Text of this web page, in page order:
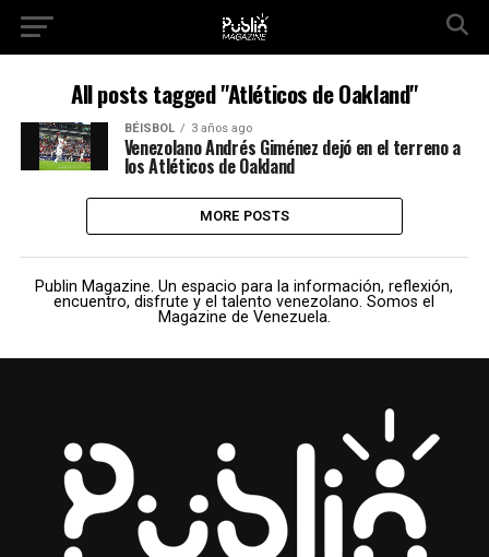
All posts tagged "Atléticos de Oakland"
BÉISBOL 3 años ago
Venezolano Andrés Giménez dejó en el terreno a
los Atléticos de Oakland
MORE POSTS
Publin Magazine. Un espacio para la información, reflexión,
encuentro, disfrute y el talento venezolano. Somos el
Magazine de Venezuela.